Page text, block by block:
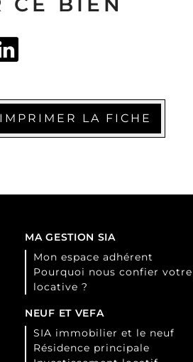
IMPRIMER LA FICHE
MA GESTION SIA
Mon espace adhérent
Pourquoi nous confier
locative ?
NEUF ET VEFA
SIA immobilier et le neuf
Résidence principale